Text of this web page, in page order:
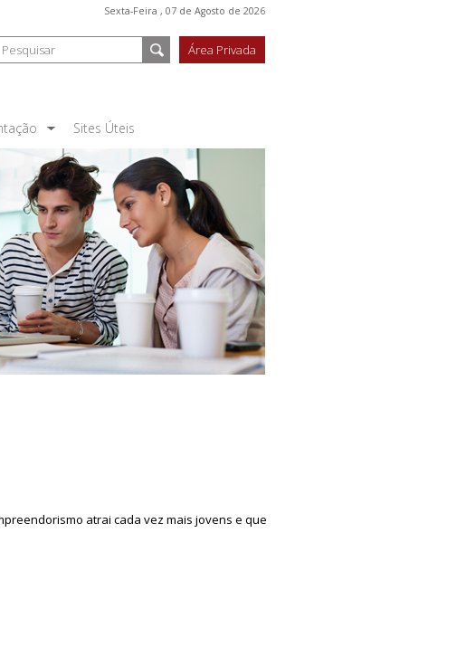
Sexta-Feira , 07 de Agosto de 2026
Área Privada
Sites Úteis
atrai cada vez mais jovens e que